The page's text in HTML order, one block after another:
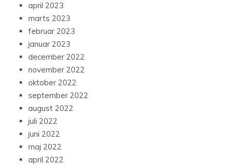
april 2023
marts 2023
februar 2023
januar 2023
december 2022
november 2022
oktober 2022
september 2022
august 2022
juli 2022
juni 2022
maj 2022
april 2022